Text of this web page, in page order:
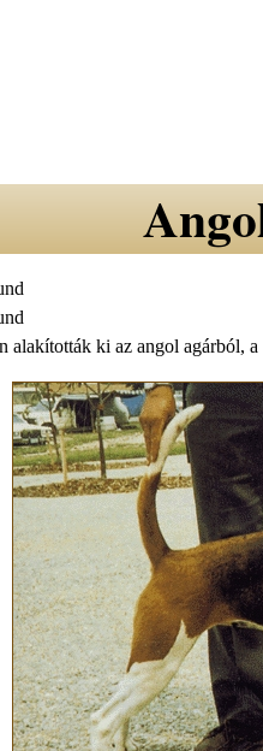
alakították ki az angol agárból,